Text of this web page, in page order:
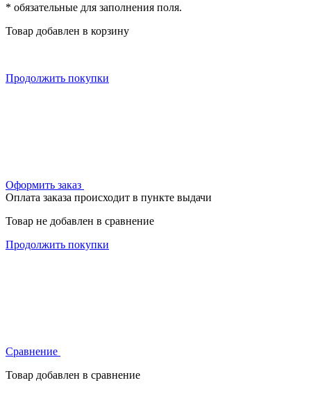
* обязательные для заполнения поля.
Товар добавлен в корзину
Продолжить покупки
Оформить заказ
Оплата заказа происходит в пункте выдачи
Товар не добавлен в сравнение
Продолжить покупки
Сравнение
Товар добавлен в сравнение